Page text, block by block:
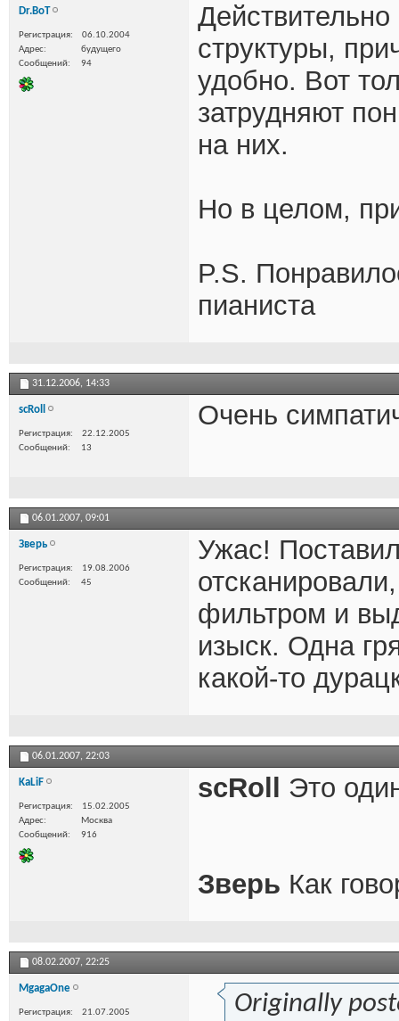
Dr.BoT
Регистрация
06.10.2004
Адрес
будущего
Сообщений
94
структуры,
удобно. Вот
затрудняют
на них.
Но в целом,
P.S.
пианиста
31.12.2006, 14:33
scRoll
Регистрация
22.12.2005
Сообщений
13
Очень
06.01.2007, 09:01
Зверь
Регистрация
19.08.2006
Сообщений
45
Ужас!
фильтром и
изыск. Одна
какой-то
06.01.2007, 22:03
KaLiF
Регистрация
15.02.2005
Адрес
Москва
Сообщений
916
scRoll Это
Зверь Как
08.02.2007, 22:25
MgagaOne
Регистрация
21.07.2005
Originally